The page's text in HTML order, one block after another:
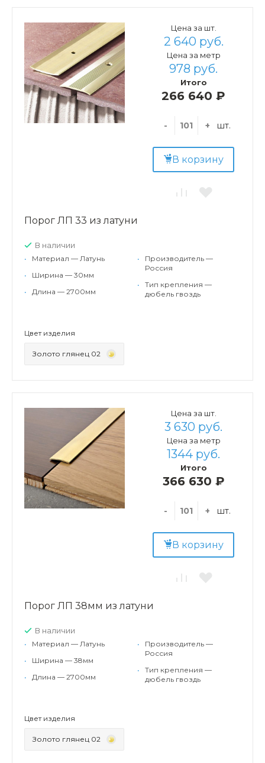
Цена за шт.
2 640 руб.
Цена за метр
978 руб.
Итого
266 640 ₽
- + шт.
В корзину
Порог ЛП 33 из латуни
В наличии
•
Материал — Латунь
•
Ширина — 30мм
•
Длина — 2700мм
•
Производитель —
Россия
•
Тип крепления —
дюбель гвоздь
Цвет изделия
Золото глянец 02
Цена за шт.
3 630 руб.
Цена за метр
1344 руб.
Итого
366 630 ₽
- + шт.
В корзину
Порог ЛП 38мм из латуни
В наличии
•
Материал — Латунь
•
Ширина — 38мм
•
Длина — 2700мм
•
Производитель —
Россия
•
Тип крепления —
дюбель гвоздь
Цвет изделия
Золото глянец 02